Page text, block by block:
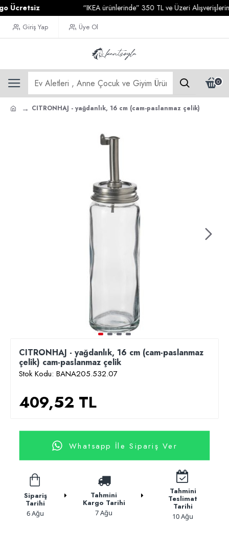
“IKEA ürünlerinde” 350 TL ve Üzeri Alışverişlerinizde
Giriş Yap Üye Ol
0
CITRONHAJ - yağdanlık, 16 cm (cam-paslanmaz çelik)
CITRONHAJ - yağdanlık, 16 cm (cam-paslanmaz
çelik) cam-paslanmaz çelik
Stok Kodu: BANA205.532.07
409,52 TL
Whatsapp İle Sipariş Ver
Sipariş
Tarihi
6 Ağu
Tahmini
Kargo Tarihi
7 Ağu
Tahmini
Teslimat
Tarihi
10 Ağu